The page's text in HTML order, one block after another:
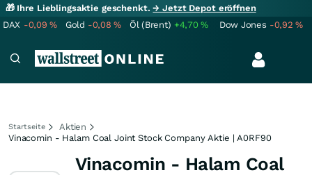
🎁 Ihre Lieblingsaktie geschenkt.→ Jetzt Depot eröffnen
DAX -0,09% Gold -0,08% Öl (Brent) +4,70% Dow Jones -0,92%
Startseite
Aktien
Vinacomin - Halam Coal Joint Stock Company Aktie | A0RF90
Vinacomin - Halam Coal